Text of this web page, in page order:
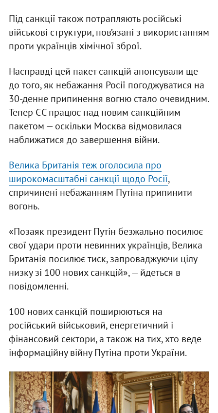
Під санкції також потрапляють російські
військові структури, пов’язані з використанням
проти українців хімічної зброї.
Насправді цей пакет санкцій анонсували ще
до того, як небажання Росії погоджуватися на
30-денне припинення вогню стало очевидним.
Тепер ЄС працює над новим санкційним
пакетом — оскільки Москва відмовилася
наближатися до завершення війни.
Велика Британія теж оголосила про
широкомасштабні санкції щодо Росії,
спричинені небажанням Путіна припинити
вогонь.
«Позаяк президент Путін безжально посилює
свої удари проти невинних українців, Велика
Британія посилює тиск, запроваджуючи цілу
низку зі 100 нових санкцій», — йдеться в
повідомленні.
100 нових санкцій поширюються на
російський військовий, енергетичний і
фінансовий сектори, а також на тих, хто веде
інформаційну війну Путіна проти України.